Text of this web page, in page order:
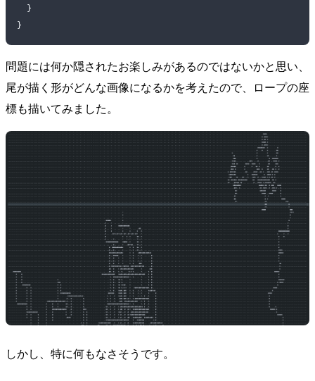
  }
}
問題には何か隠されたお楽しみがあるのではないかと思い、
尾が描く形がどんな画像になるかを考えたので、ロープの座
標も描いてみました。
しかし、特に何もなさそうです。